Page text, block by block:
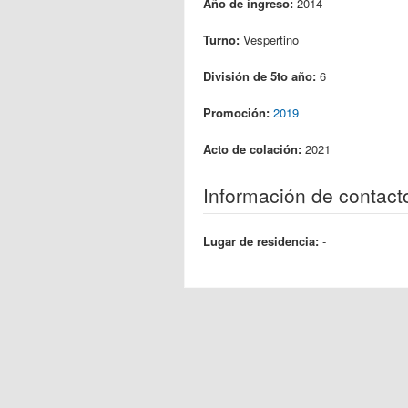
Turno: Vespertino
División de 5to año: 6
Promoción: 2019
Acto de colación: 2021
Información de
Lugar de residencia: -